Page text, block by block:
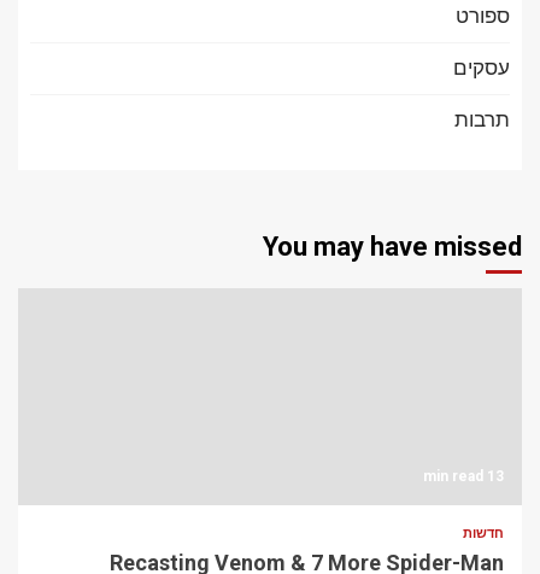
ספורט
עסקים
תרבות
You may have missed
13 min read
חדשות
Recasting Venom & 7 More Spider-Man